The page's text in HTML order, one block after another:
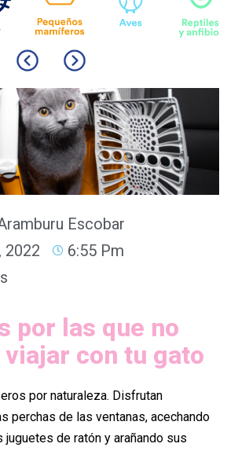
Escobar
2022
6:55 Pm
por las que no
con tu gato
por naturaleza. Disfrutan
perchas de las ventanas, acechando
juguetes de ratón y arañando sus